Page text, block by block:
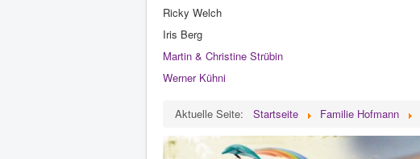
Ricky Welch
Iris Berg
Martin & Christine Strübin
Werner Kühni
Aktuelle Seite: Startseite Familie Hofmann